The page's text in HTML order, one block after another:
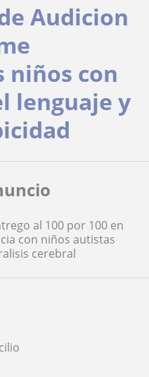
Audicion
niños con
lenguaje y
al 100 por 100 en
con niños autistas
cerebral